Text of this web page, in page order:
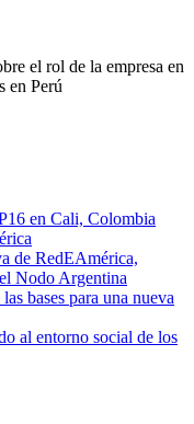
el rol de la empresa en
en Perú
en Cali, Colombia
de RedEAmérica,
Nodo Argentina
bases para una nueva
al entorno social de los